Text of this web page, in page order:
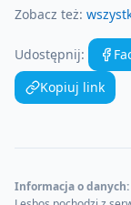
Zobacz też:
Udostępnij:
Kopiuj link
Informacja o danych: